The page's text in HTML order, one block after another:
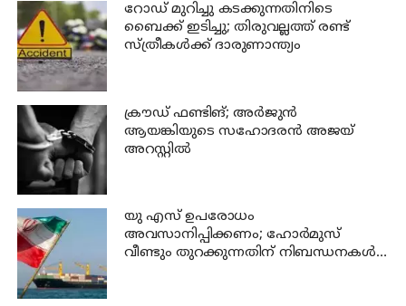
റോഡ് മുറിച്ചു കടക്കുന്നതിനിടെ
ബൈക്ക് ഇടിച്ചു; തിരുവല്ലത്ത് രണ്ട്
സ്ത്രീകള്‍ക്ക് ദാരുണാന്ത്യം
ക്രൗഡ് ഫണ്ടിങ്; അര്‍ജുന്‍
ആയങ്കിയുടെ സഹോദരന്‍ അജയ്
അറസ്റ്റില്‍
യു എസ് ഉപരോധം
അവസാനിപ്പിക്കണം; ഹോര്‍മുസ്
വീണ്ടും തുറക്കുന്നതിന് നിബന്ധനകള്‍